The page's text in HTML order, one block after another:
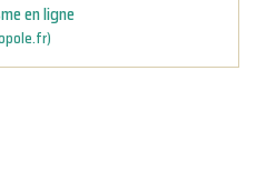
en ligne